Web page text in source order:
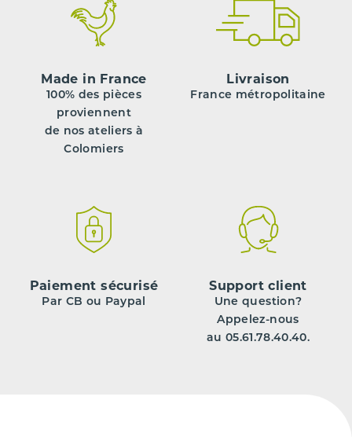
Made in France
100% des pièces
proviennent
de nos ateliers à
Colomiers
Livraison
France métropolitaine
Paiement sécurisé
Par CB ou Paypal
Support client
Une question?
Appelez-nous
au 05.61.78.40.40.